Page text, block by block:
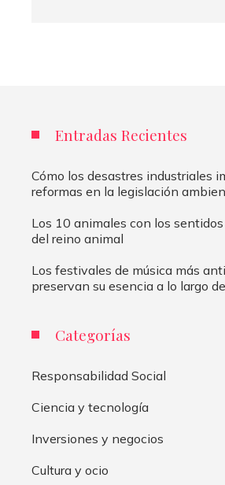
Entradas Recientes
Cómo los desastres industriales
reformas en la legislación
Los 10 animales con los
del reino animal
Los festivales de música más
preservan su esencia a lo largo
Categorías
Responsabilidad Social
Ciencia y tecnología
Inversiones y negocios
Cultura y ocio